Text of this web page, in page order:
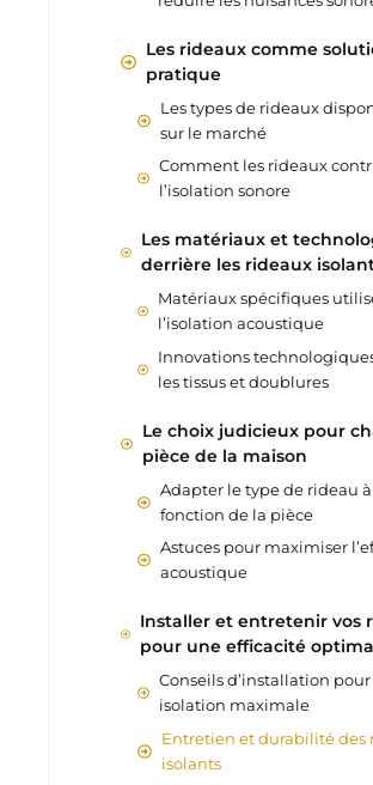
Les rideaux comme
pratique
Les types de rideaux
sur le marché
Comment les rideaux
l’isolation sonore
Les matériaux et
derrière les rideaux
Matériaux spécifiques
l’isolation acoustique
Innovations
les tissus et doublures
Le choix judicieux pour
pièce de la maison
Adapter le type de rideau
fonction de la pièce
Astuces pour maximiser
acoustique
Installer et entretenir vos
pour une efficacité
Conseils d’installation
isolation maximale
Entretien et durabilité des
isolants